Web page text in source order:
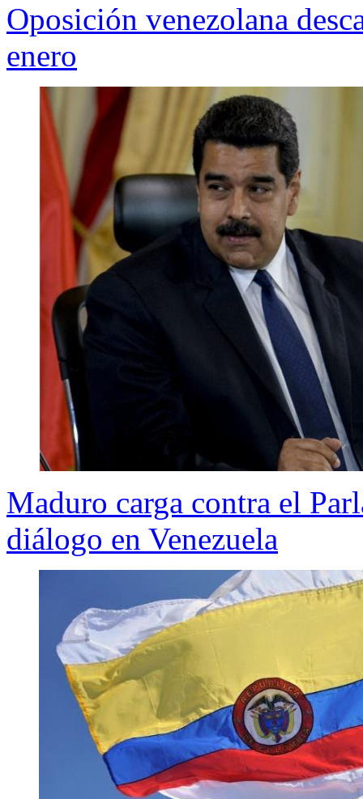
Oposición venezolana
enero
Maduro carga contra el
diálogo en Venezuela